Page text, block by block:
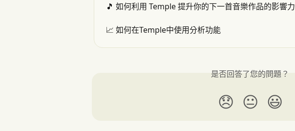
🎵 如何利用 Temple 提升你的下一首音樂作品的影響力
📈 如何在Temple中使用分析功能
是否回答了您的問題？
😞 😐 😃